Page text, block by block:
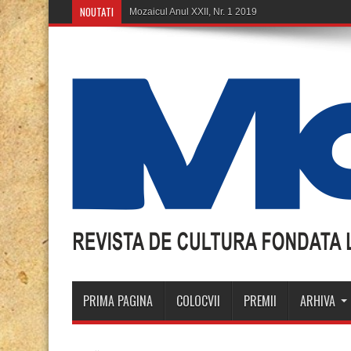
NOUTATI Mozaicul An
PRIMA PAGINA COLOCVII PREMII ARHIVA